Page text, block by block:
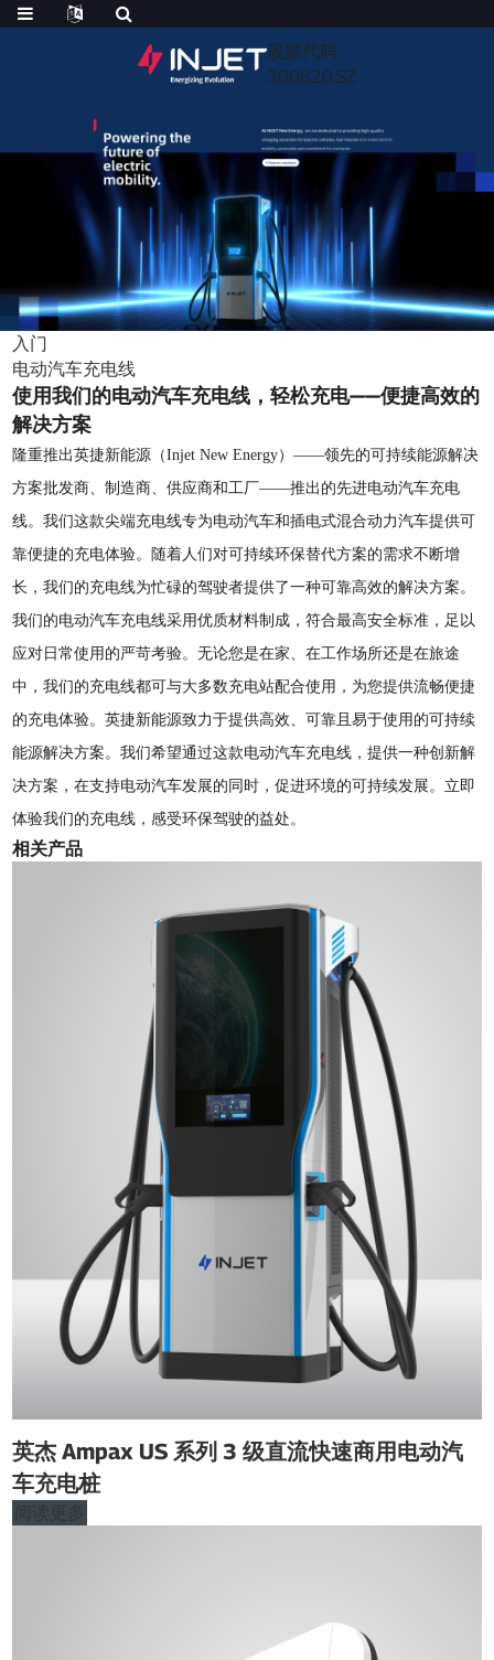
股票代码
300820.SZ
入门
电动汽车充电线
使用我们的电动汽车充电线，轻松充电——便捷高效的
解决方案
隆重推出英捷新能源（Injet New Energy）——领先的可持续能源解决
方案批发商、制造商、供应商和工厂——推出的先进电动汽车充电
线。我们这款尖端充电线专为电动汽车和插电式混合动力汽车提供可
靠便捷的充电体验。随着人们对可持续环保替代方案的需求不断增
长，我们的充电线为忙碌的驾驶者提供了一种可靠高效的解决方案。
我们的电动汽车充电线采用优质材料制成，符合最高安全标准，足以
应对日常使用的严苛考验。无论您是在家、在工作场所还​​是在旅途
中，我们的充电线都可与大多数充电站配合使用，为您提供流畅便捷
的充电体验。英捷新能源致力于提供高效、可靠且易于使用的可持续
能源解决方案。我们希望通过这款电动汽车充电线，提供一种创新解
决方案，在支持电动汽车发展的同时，促进环境的可持续发展。立即
体验我们的充电线，感受环保驾驶的益处。
相关产品
英杰 Ampax US 系列 3 级直流快速商用电动汽
车充电桩
阅读更多